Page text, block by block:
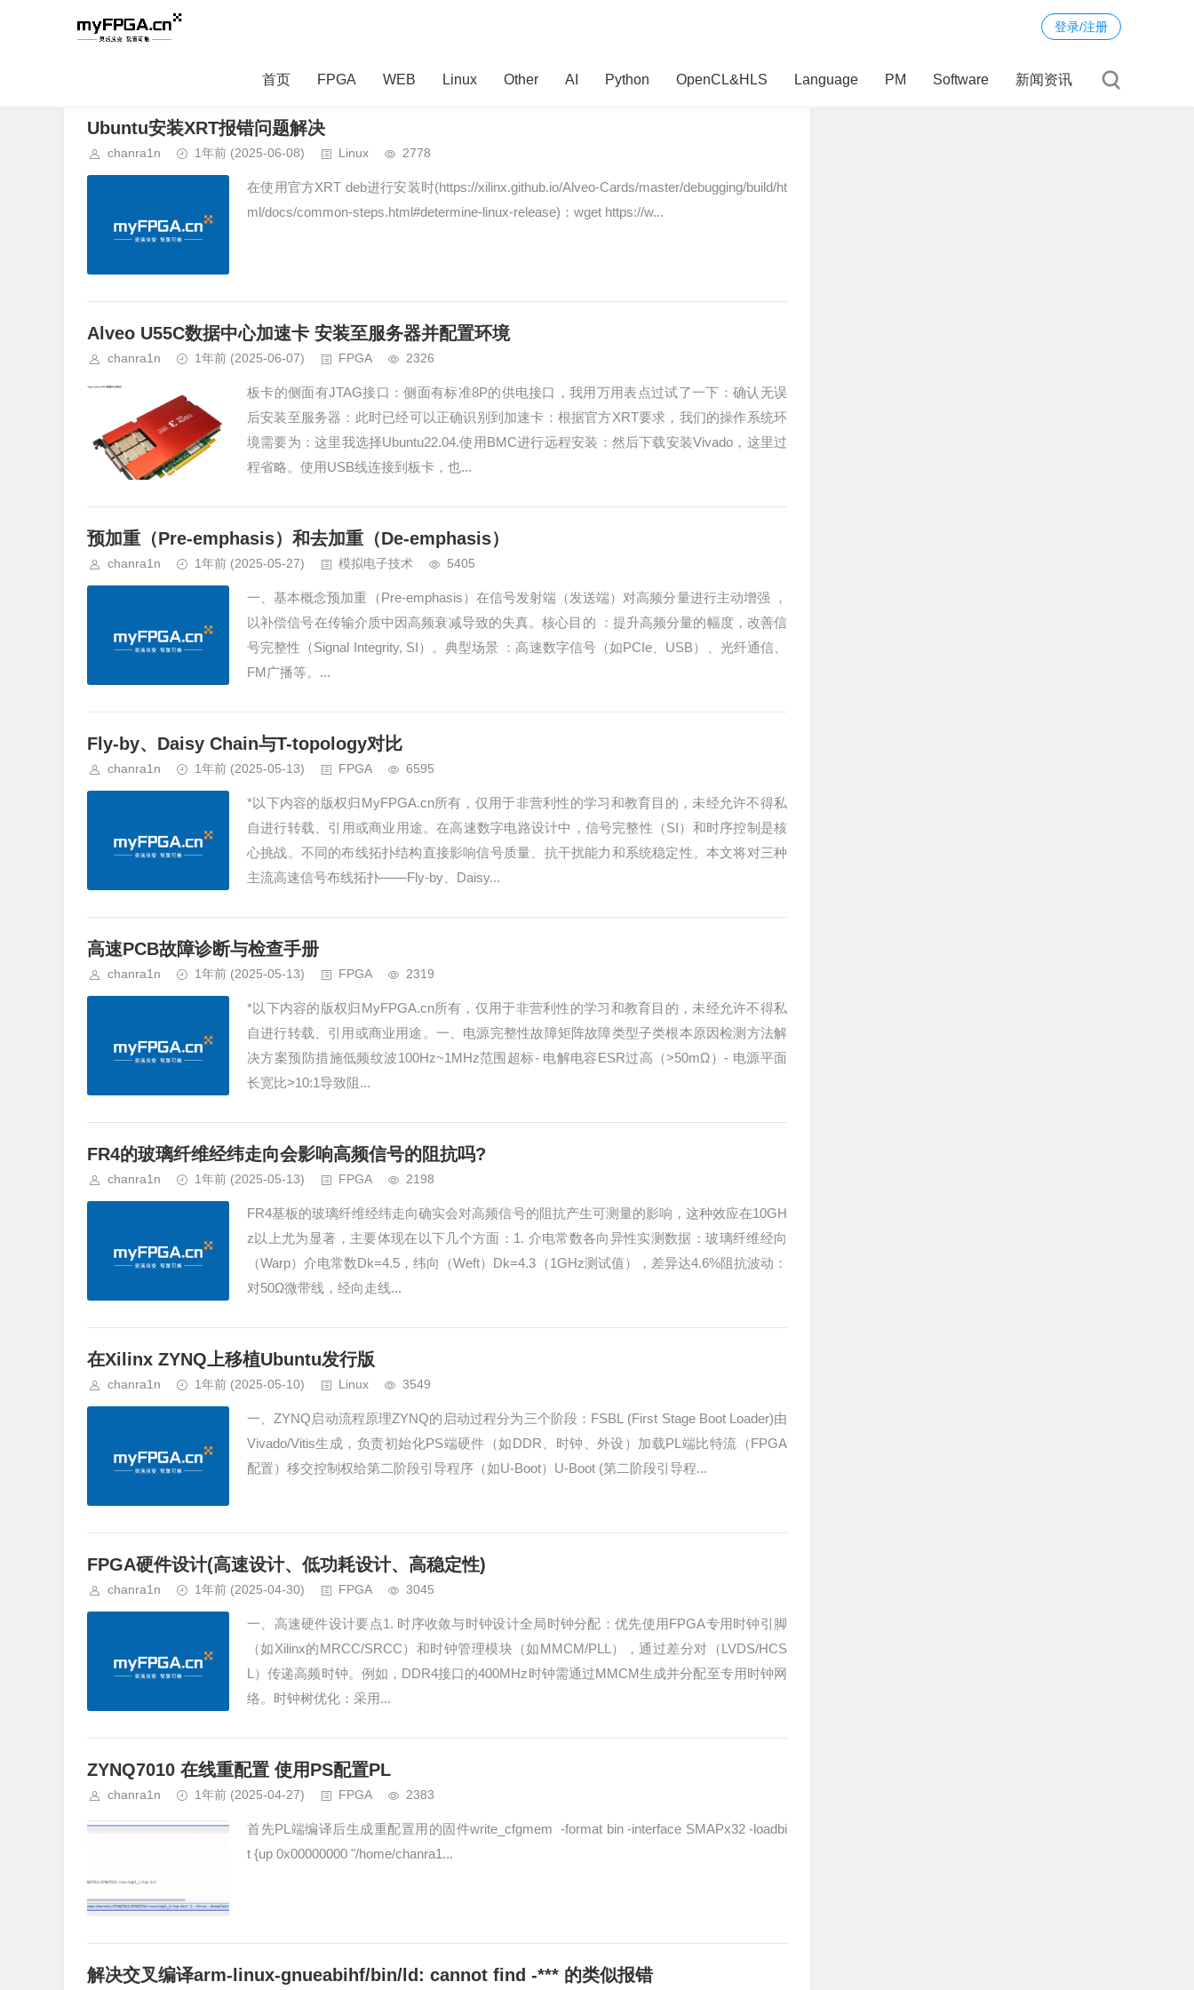
登录/注册
首页 FPGA WEB Linux Other AI Python OpenCL&HLS Language PM Software 新闻资讯
Ubuntu安装XRT报错问题解决
chanra1n 1年前 (2025-06-08) Linux 2778
在使用官方XRT deb进行安装时(https://xilinx.github.io/Alveo-Cards/master/debugging/build/ht
ml/docs/common-steps.html#determine-linux-release)：wget https://w...
Alveo U55C数据中心加速卡 安装至服务器并配置环境
chanra1n 1年前 (2025-06-07) FPGA 2326
板卡的侧面有JTAG接口：侧面有标准8P的供电接口，我用万用表点过试了一下：确认无误
后安装至服务器：此时已经可以正确识别到加速卡：根据官方XRT要求，我们的操作系统环
境需要为：这里我选择Ubuntu22.04.使用BMC进行远程安装：然后下载安装Vivado，这里过
程省略。使用USB线连接到板卡，也...
​​预加重（Pre-emphasis）​​和​​去加重（De-emphasis）​​
chanra1n 1年前 (2025-05-27) 模拟电子技术 5405
一、基本概念预加重（Pre-emphasis）在信号发射端（发送端）对高频分量进行主动增强 ，
以补偿信号在传输介质中因高频衰减导致的失真。核心目的 ：提升高频分量的幅度，改善信
号完整性（Signal Integrity, SI）。典型场景 ：高速数字信号（如PCIe、USB）、光纤通信、
FM广播等。...
Fly-by、Daisy Chain与T-topology对比
chanra1n 1年前 (2025-05-13) FPGA 6595
*以下内容的版权归MyFPGA.cn所有，仅用于非营利性的学习和教育目的，未经允许不得私
自进行转载、引用或商业用途。在高速数字电路设计中，信号完整性（SI）和时序控制是核
心挑战。不同的布线拓扑结构直接影响信号质量、抗干扰能力和系统稳定性。本文将对三种
主流高速信号布线拓扑——Fly-by、Daisy...
高速PCB故障诊断与检查手册
chanra1n 1年前 (2025-05-13) FPGA 2319
*以下内容的版权归MyFPGA.cn所有，仅用于非营利性的学习和教育目的，未经允许不得私
自进行转载、引用或商业用途。一、电源完整性故障矩阵故障类型子类根本原因检测方法解
决方案预防措施低频纹波100Hz~1MHz范围超标- 电解电容ESR过高（>50mΩ）- 电源平面
长宽比>10:1导致阻...
FR4的玻璃纤维经纬走向会影响高频信号的阻抗吗?
chanra1n 1年前 (2025-05-13) FPGA 2198
FR4基板的玻璃纤维经纬走向确实会对高频信号的阻抗产生可测量的影响，这种效应在10GH
z以上尤为显著，主要体现在以下几个方面：1. 介电常数各向异性实测数据：玻璃纤维经向
（Warp）介电常数Dk=4.5，纬向（Weft）Dk=4.3（1GHz测试值），差异达4.6%阻抗波动：
对50Ω微带线，经向走线...
在Xilinx ZYNQ上移植Ubuntu发行版
chanra1n 1年前 (2025-05-10) Linux 3549
一、ZYNQ启动流程原理ZYNQ的启动过程分为三个阶段：FSBL (First Stage Boot Loader)由
Vivado/Vitis生成，负责初始化PS端硬件（如DDR、时钟、外设）加载PL端比特流（FPGA
配置）移交控制权给第二阶段引导程序（如U-Boot）U-Boot (第二阶段引导程...
FPGA硬件设计(高速设计、低功耗设计、高稳定性)
chanra1n 1年前 (2025-04-30) FPGA 3045
一、高速硬件设计要点1. 时序收敛与时钟设计全局时钟分配：优先使用FPGA专用时钟引脚
（如Xilinx的MRCC/SRCC）和时钟管理模块（如MMCM/PLL），通过差分对（LVDS/HCS
L）传递高频时钟。例如，DDR4接口的400MHz时钟需通过MMCM生成并分配至专用时钟网
络。时钟树优化：采用...
ZYNQ7010 在线重配置 使用PS配置PL
chanra1n 1年前 (2025-04-27) FPGA 2383
首先PL端编译后生成重配置用的固件write_cfgmem -format bin -interface SMAPx32 -loadbi
t {up 0x00000000 "/home/chanra1...
解决交叉编译arm-linux-gnueabihf/bin/ld: cannot find -*** 的类似报错